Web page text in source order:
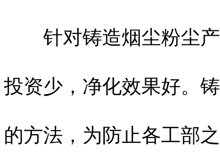
针对铸造烟尘粉尘产
投资少，净化效果好。
的方法，为防止各工部